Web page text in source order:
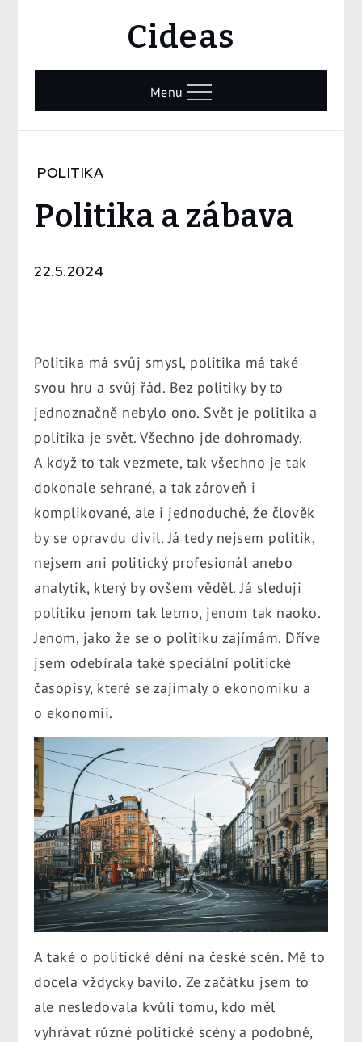
Cideas
Menu
Home
Politika
a
POLITIKA
Politika a zábava
22.5.2024
Politika má svůj smysl, politika má také
svou hru a svůj řád. Bez politiky by to
jednoznačně nebylo ono. Svět je politika a
politika je svět. Všechno jde dohromady.
A když to tak vezmete, tak všechno je tak
dokonale sehrané, a tak zároveň i
komplikované, ale i jednoduché, že člověk
by se opravdu divil. Já tedy nejsem politik,
nejsem ani politický profesionál anebo
analytik, který by ovšem věděl. Já sleduji
politiku jenom tak letmo, jenom tak naoko.
Jenom, jako že se o politiku zajímám. Dříve
jsem odebírala také speciální politické
časopisy, které se zajímaly o ekonomiku a
o ekonomii.
A také o politické dění na české scén. Mě to
docela vždycky bavilo. Ze začátku jsem to
ale nesledovala kvůli tomu, kdo měl
vyhrávat různé politické scény a podobně,